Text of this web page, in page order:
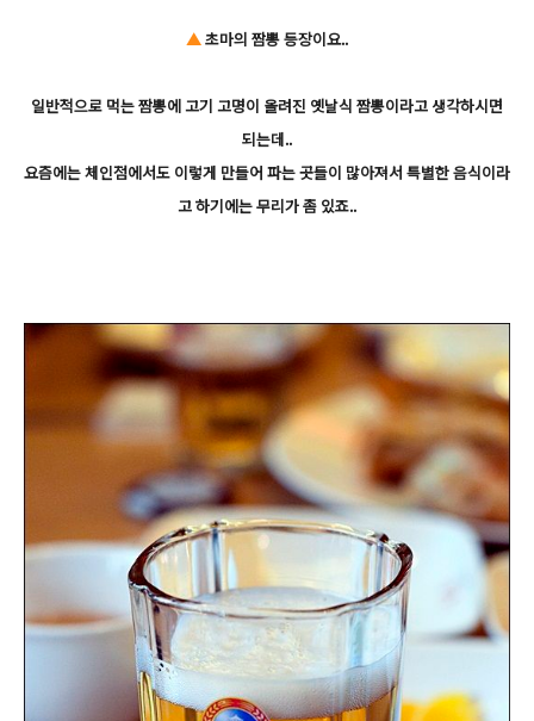
▲초마의 짬뽕 등장이요..
일반적으로 먹는 짬뽕에 고기 고명이 올려진 옛날식 짬뽕이라고 생각하시면
되는데..
요즘에는 체인점에서도 이렇게 만들어 파는 곳들이 많아져서 특별한 음식이라
고 하기에는 무리가 좀 있죠..